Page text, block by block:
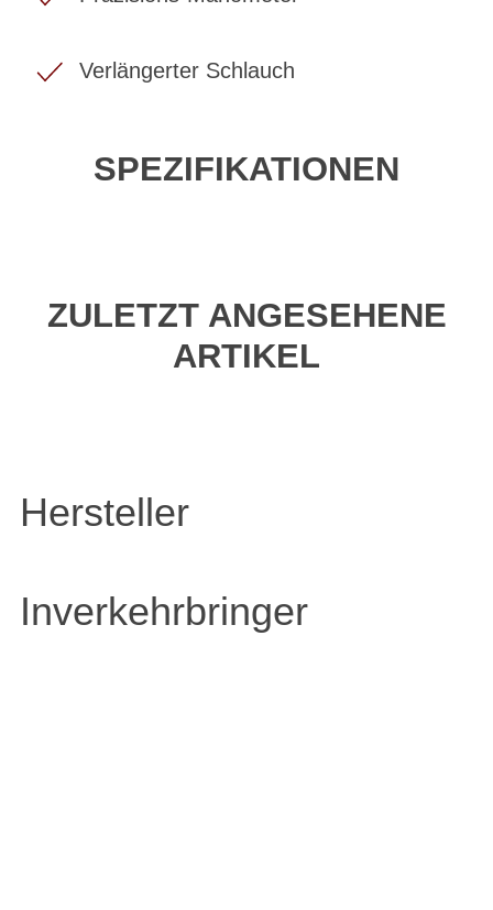
Verlängerter Schlauch
SPEZIFIKATIONEN
ZULETZT ANGESEHENE
ARTIKEL
Hersteller
Inverkehrbringer